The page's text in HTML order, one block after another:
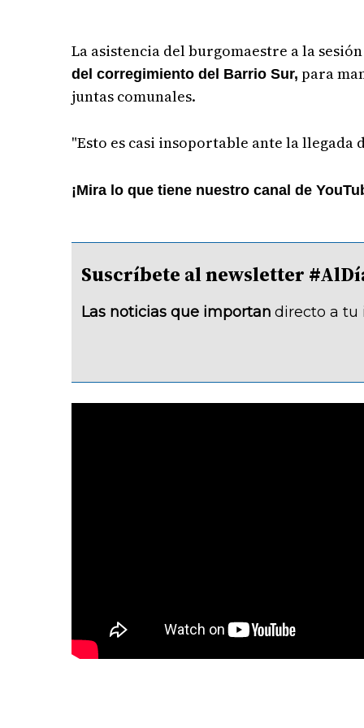
La asistencia del burgomaestre a la
del corregimiento del Barrio Sur, para
juntas comunales.
"Esto es casi insoportable ante la llegada
¡Mira lo que tiene nuestro canal de
Suscríbete al newsletter
Las noticias que importan directo a tu